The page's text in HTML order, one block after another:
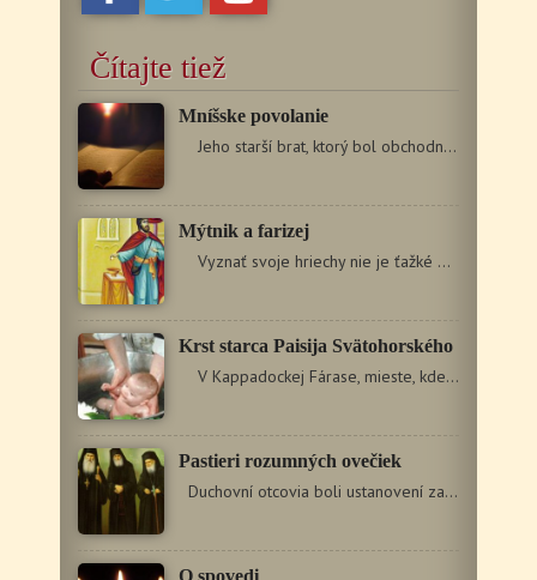
Čítajte tiež
Mníšske povolanie
Jeho starší brat, ktorý bol obchodník, ho…
Mýtnik a farizej
Vyznať svoje hriechy nie je ťažké pre toho,…
Krst starca Paisija Svätohorského
V Kappadockej Fárase, mieste, kde sa narodilo veľa…
Pastieri rozumných ovečiek
Duchovní otcovia boli ustanovení za pastierov rozumných…
O spovedi